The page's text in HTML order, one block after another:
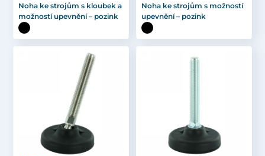
Noha ke strojům s kloubek a
možností upevnění – pozink
Noha ke strojům s možností
upevnění – pozink